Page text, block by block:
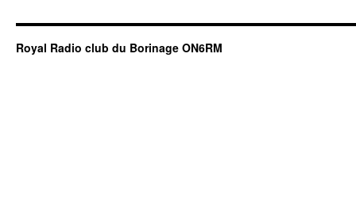
Royal Radio club du Borinage ON6RM